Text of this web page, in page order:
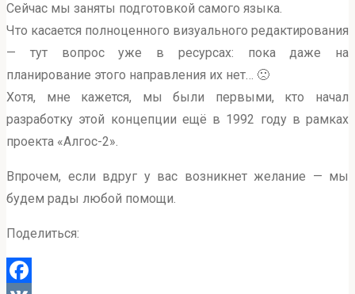
Сейчас мы заняты подготовкой самого языка.
Что касается полноценного визуального редактирования
— тут вопрос уже в ресурсах: пока даже на
планирование этого направления их нет… 🙁
Хотя, мне кажется, мы были первыми, кто начал
разработку этой концепции ещё в 1992 году в рамках
проекта «Алгос-2».
Впрочем, если вдруг у вас возникнет желание — мы
будем рады любой помощи.
Поделиться: